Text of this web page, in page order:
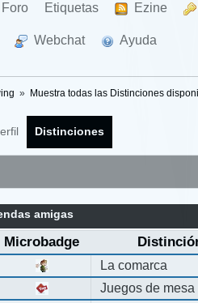
Foro Etiquetas Ezine
Webchat Ayuda
» Muestra todas las Distinciones
Distinciones
amigas
Microbadge
La comarca
Juegos de mesa